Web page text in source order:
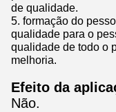
de qualidade.
5. formação do
qualidade para o
qualidade de todo o
melhoria.
Efeito da
Não.